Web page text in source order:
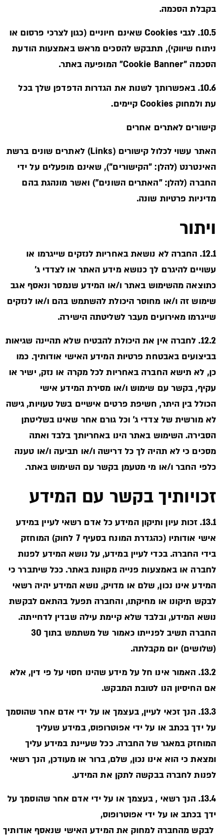
בקבלת הסכמה.
10.5. לגבי Cookies שאינם חיוניים (כגון לצרכי פרסום או
ניתוח שיווקי), תתבקש להסכים מראש באמצעות הודעת
הסכמה "Cookie Banner" המופיעה באתר.
10.6. באפשרותך לשנות את הגדרות הדפדפן שלך בכל
עת ולמחוק Cookies קיימים.
קישורים לאתרים אחרים
האתר עשוי לכלול קישורים (Links) לאתרים שונים ברשת
האינטרנט (להלן: "הקישורים"), שאינם מופעלים על ידי
החברה (להלן: "האתרים השונים") ואשר מונהגת בהם
מדיניות פרטיות שונה.
ויתור
12.1. החברה לא נושאת באחריות לנזקים שייגרמו או
עשויים להיגרם לך כנושא מידע האתר או לצדדי ג’
כתוצאה מהשימוש באתר ו/או המידע שנמסר ונאסף אגב
שימוש זה ו/או מחוסר היכולת להשתמש בהם ו/או לנזקים
שייגרמו מאירועים מעבר לשליטתה הישירה.
12.2. לחברה אין את היכולת להבטיח שלא תהיינה שגיאות
בביצועים באבטחת פרטיות המידע האישי אודותיך. כמו
כן, לא תישא החברה באחריות לכל מקרה או נזק, ישיר או
עקיף, בקשר עם שימוש ו/או מסירת המידע אישי
הכולל בין היתר, חשיפת פרטים אישיים בשל טעויות, גישה
לא מורשית של צדדי ג’ וכל גורם אחר שאינו בשליטתן
הסבירה. השימוש באתר הינו באחריותך בלבד ואתה
מסכים כי לא תהיה לך כל דרישה ו/או תביעה ו/או טענה
כלפי החבר ו/או מי מטעמן בקשר עם השימוש באתר.
זכויותיך בקשר עם המידע
13.1. זכות עיון ותיקון המידע כל אדם רשאי לעיין במידע
אישי אודותיו (כהגדרת המונח בסעיף 7 לחוק) המוחזק
בידי החברה. בכדי לעיין במידע, על נושא המידע לפנות
לחברה או באמצעות פנייה מקוונת באתר. ככל שיתברר כי
המידע אינו נכון, שלם או מדויק, נושא המידע יהיה רשאי
לבקש תיקונו או מחיקתו, והחברה תפעל בהתאם לבקשת
נושא המידע, ובלבד שלא קיימת עילה שבדין לדחייתה.
החברה תשיב לפנייתו כאמור של משתמש בתוך 30
(שלושים) יום מקבלתה.
13.2. האמור אינו חל על מידע שהינו חסוי על פי דין, אלא
אם החיסיון הנו לטובת המבקש.
13.3. הנך זכאי לעיין, בעצמך או על ידי אדם אחר שהוסמך
על ידך בכתב או על ידי אפוטרופוס, במידע שעליך
המוחזק במאגר של החברה. ככל שעיינת במידע עליך
ומצאת כי הוא אינו נכון, שלם, ברור או מעודכן, הנך רשאי
לפנות לחברה בבקשה לתקן את המידע.
13.4. הנך רשאי , בעצמך או על ידי אדם אחר שהוסמך על
ידך בכתב או על ידי אפוטרופוס,
לבקש מהחברה למחוק את המידע האישי שנאסף אודותיך